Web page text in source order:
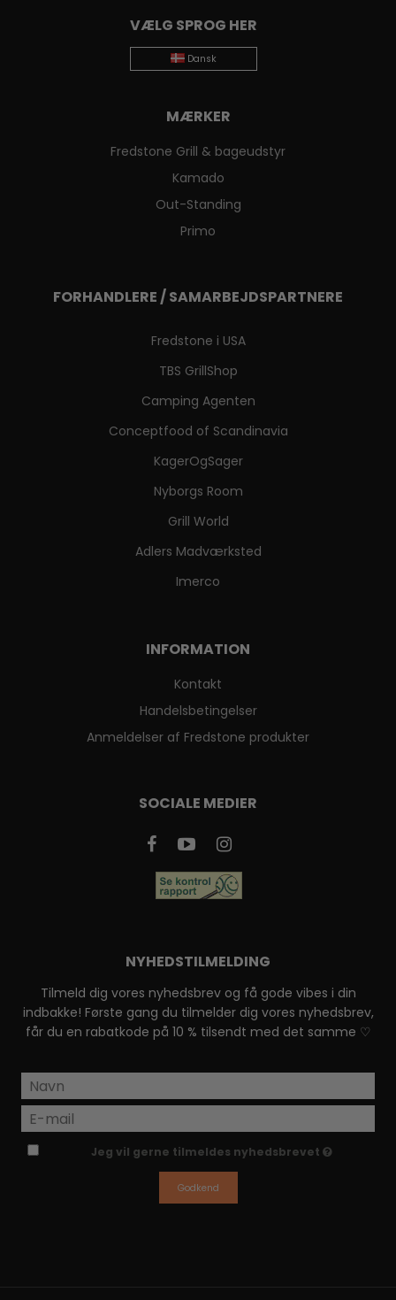
VÆLG SPROG HER
Dansk
MÆRKER
Fredstone Grill & bageudstyr
Kamado
Out-Standing
Primo
FORHANDLERE / SAMARBEJDSPARTNERE
Fredstone i USA
TBS GrillShop
Camping Agenten
Conceptfood of Scandinavia
KagerOgSager
Nyborgs Room
Grill World
Adlers Madværksted
Imerco
INFORMATION
Kontakt
Handelsbetingelser
Anmeldelser af Fredstone produkter
SOCIALE MEDIER
NYHEDSTILMELDING
Tilmeld dig vores nyhedsbrev og få gode vibes i din
indbakke! Første gang du tilmelder dig vores nyhedsbrev,
får du en rabatkode på 10 % tilsendt med det samme ♡
Jeg vil gerne tilmeldes nyhedsbrevet
Godkend